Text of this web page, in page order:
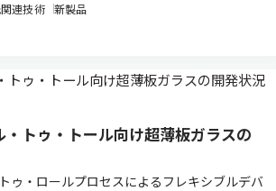
連技術 新製品
・トゥ・トール向け超薄板ガラスの
ゥ・ロールプロセスによるフレキシブルデバ